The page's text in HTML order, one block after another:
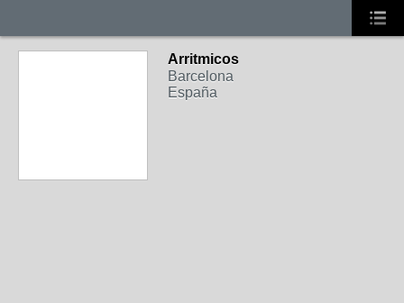
Arritmicos
Barcelona
España